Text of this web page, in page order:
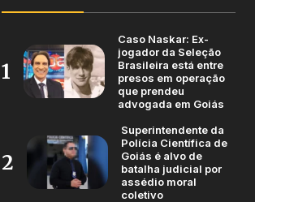
1
Caso Naskar: Ex-
jogador da Seleção
Brasileira está entre
presos em operação
que prendeu
advogada em Goiás
2
Superintendente da
Polícia Científica de
Goiás é alvo de
batalha judicial por
assédio moral
coletivo